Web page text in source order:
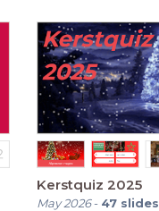
Kerstquiz 2025
May 2026- 47 slides